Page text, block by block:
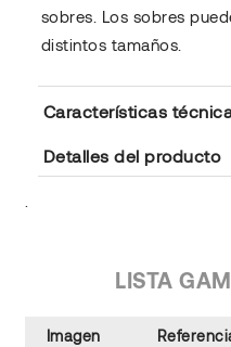
sobres. Los sobres
distintos tamaños.
Características
Detalles del producto
LISTA
Imagen